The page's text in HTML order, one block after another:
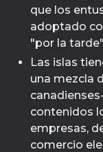
que los
adoptado
"por la
Las islas
una mezcla
contenidos
empresas,
comercio